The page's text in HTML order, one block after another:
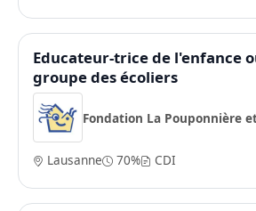
Educateur-trice de l'enfance
groupe des écoliers
Fondation La Pouponnière
Lausanne 70% CDI